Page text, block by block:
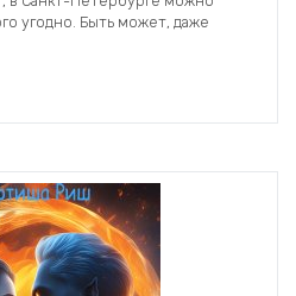
угодно. Быть может, даже